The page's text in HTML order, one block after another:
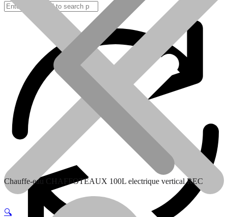
Chauffe-eau CHAFFOTEAUX 100L electrique vertical REC
🔍